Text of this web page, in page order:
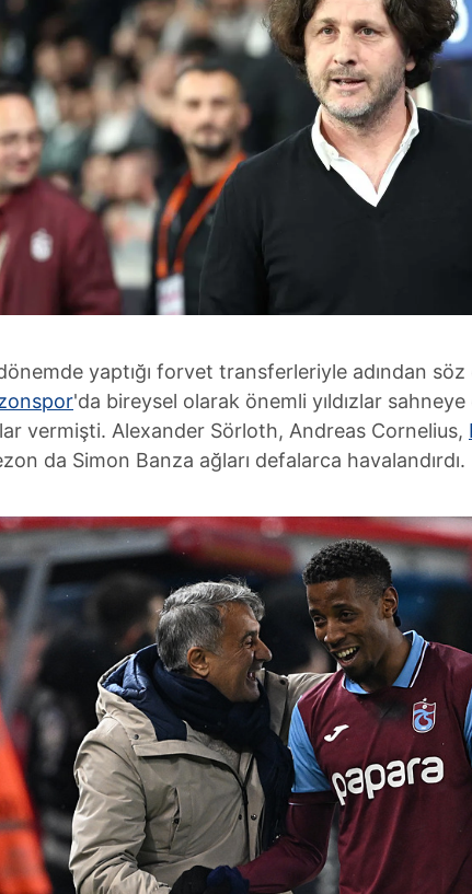
yaptığı forvet transferleriyle adından
'da bireysel olarak önemli yıldızlar sahneye
vermişti. Alexander Sörloth, Andreas Cornelius,
da Simon Banza ağları defalarca havalandırdı.